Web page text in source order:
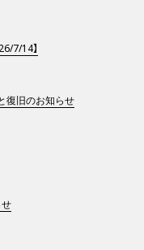
7/14】
復旧のお知らせ